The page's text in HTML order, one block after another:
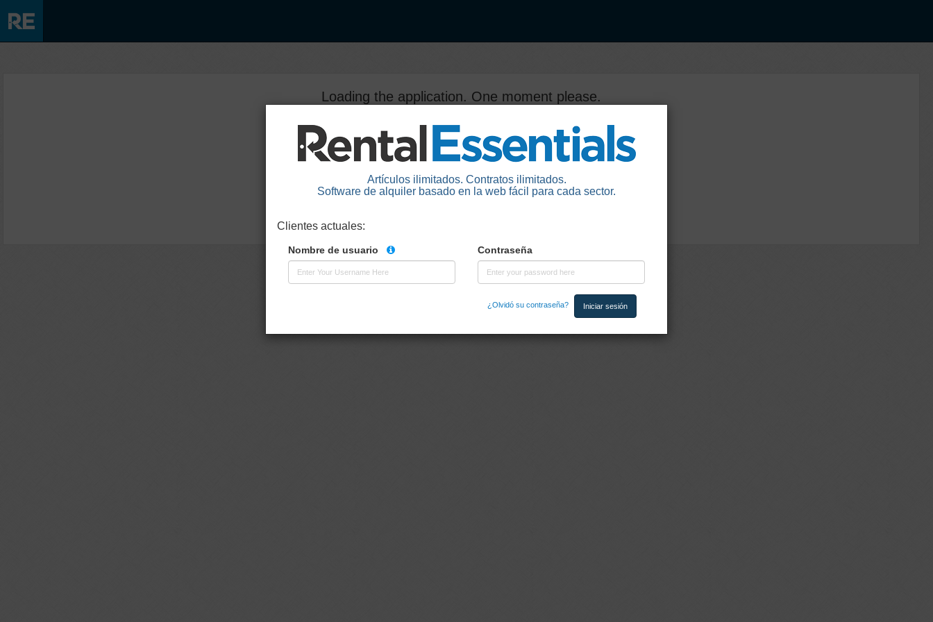
Artículos ilimitados. Contratos ilimitados.
Software de alquiler basado en la web fácil para cada sector.
Clientes actuales:
Nombre de usuario Contraseña
¿Olvidó su contraseña?
Loading the application. One moment please.